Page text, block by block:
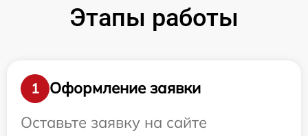
Этапы работы
1
Оформление заявки
Оставьте заявку на сайте